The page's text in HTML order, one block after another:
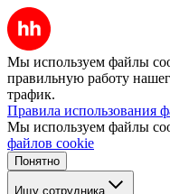
Мы используем файлы
правильную работу
трафик.
Правила использования
Мы используем файлы
файлов cookie
Понятно
Ищу сотрудника